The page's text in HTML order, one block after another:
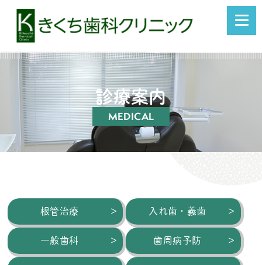
診療案内
MEDICAL
根管治療 入れ歯・義歯
一般歯科 歯周病予防